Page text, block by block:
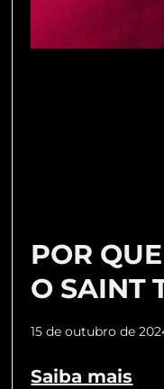
POR
O SAINT
15 de outubro de
Saiba mais